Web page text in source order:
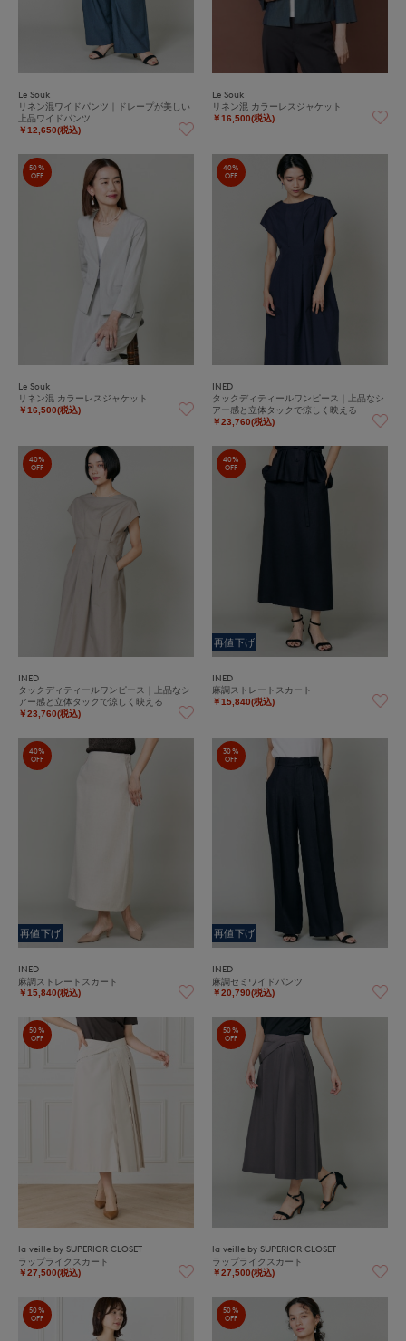
Le Souk
リネン混ワイドパンツ｜ドレープが美しい
上品ワイドパンツ
￥12,650(税込)
Le Souk
リネン混 カラーレスジャケット
￥16,500(税込)
50%
OFF
Le Souk
リネン混 カラーレスジャケット
￥16,500(税込)
40%
OFF
INED
タックディティールワンピース｜上品なシ
アー感と立体タックで涼しく映える
￥23,760(税込)
40%
OFF
INED
タックディティールワンピース｜上品なシ
アー感と立体タックで涼しく映える
￥23,760(税込)
40%
OFF
再値下げ
INED
麻調ストレートスカート
￥15,840(税込)
40%
OFF
再値下げ
INED
麻調ストレートスカート
￥15,840(税込)
30%
OFF
再値下げ
INED
麻調セミワイドパンツ
￥20,790(税込)
50%
OFF
la veille by SUPERIOR CLOSET
ラップライクスカート
￥27,500(税込)
50%
OFF
la veille by SUPERIOR CLOSET
ラップライクスカート
￥27,500(税込)
50%
OFF
50%
OFF